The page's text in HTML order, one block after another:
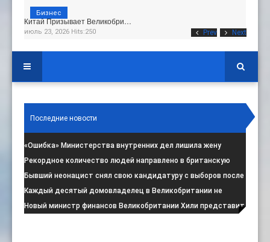
Prev Next
Китай Призывает Великобри…
июль 23, 2026 Hits:250
Бизнес
Последние новости
«Ошибка» Министерства внутренних дел лишила жену
итальянца права на пребывание в:
Рекордное количество людей направлено в британскую
программу по борьбе с радикал:
Бывший неонацист снял свою кандидатуру с выборов после
негативной реакции общест:
Каждый десятый домовладелец в Великобритании не
намерен соблюдать запрет на испо:
Новый министр финансов Великобритании Хили представит